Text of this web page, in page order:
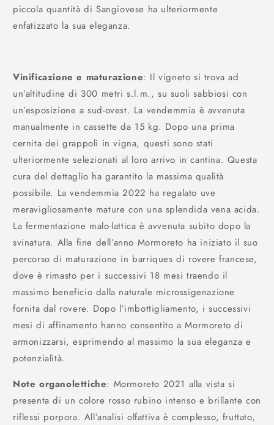
piccola quantità di Sangiovese ha ulteriormente
enfatizzato la sua eleganza.
Vinificazione e maturazione: Il vigneto si trova ad
un’altitudine di 300 metri s.l.m., su suoli sabbiosi con
un’esposizione a sud-ovest. La vendemmia è avvenuta
manualmente in cassette da 15 kg. Dopo una prima
cernita dei grappoli in vigna, questi sono stati
ulteriormente selezionati al loro arrivo in cantina. Questa
cura del dettaglio ha garantito la massima qualità
possibile. La vendemmia 2022 ha regalato uve
meravigliosamente mature con una splendida vena acida.
La fermentazione malo-lattica è avvenuta subito dopo la
svinatura. Alla fine dell’anno Mormoreto ha iniziato il suo
percorso di maturazione in barriques di rovere francese,
dove è rimasto per i successivi 18 mesi traendo il
massimo beneficio dalla naturale microssigenazione
fornita dal rovere. Dopo l’imbottigliamento, i successivi
mesi di affinamento hanno consentito a Mormoreto di
armonizzarsi, esprimendo al massimo la sua eleganza e
potenzialità.
Note organolettiche: Mormoreto 2021 alla vista si
presenta di un colore rosso rubino intenso e brillante con
riflessi porpora. All’analisi olfattiva è complesso, fruttato,